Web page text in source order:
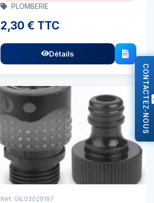
CONTACTEZ-NOUS
PLOMBERIE
2,30 € TTC
Détails
Réf: GIL03029197